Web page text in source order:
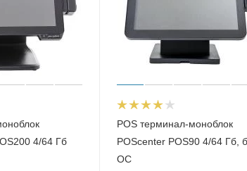
4/64 Гб
POS терминал-моноблок
POScenter POS90 4/64 Гб,
ОС